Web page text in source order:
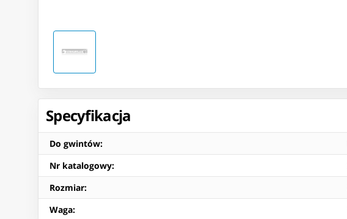
Specyfikacja
Do gwintów:
Nr katalogowy:
Rozmiar:
Waga: